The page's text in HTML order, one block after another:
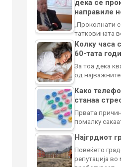
дека се
направиле
„Проколнати
татковината
Колку часа
60-тата
За тоа дека
од најважните…
Како
станаа
Првата
помалку
Најгрдиот
Повеќето
репутација